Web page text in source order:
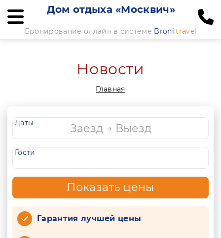
Дом отдыха «Москвич»
Бронирование онлайн в системе Broni.travel
Новости
Главная
Даты
Гости
Показать цены
Гарантия лучшей цены